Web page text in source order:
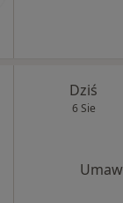
Dziś
6 Sie